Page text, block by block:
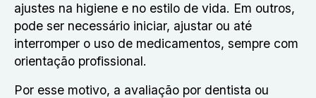
ajustes na higiene e no estilo de vida. Em outros,
pode ser necessário iniciar, ajustar ou até
interromper o uso de medicamentos, sempre com
orientação profissional.
Por esse motivo, a avaliação por dentista ou